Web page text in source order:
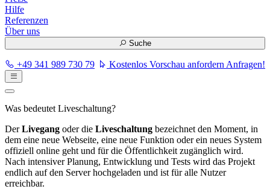
Hilfe
Referenzen
Über uns
Suche
+49 341 989 730 79 Kostenlos Vorschau anfordern Anfragen!
Was bedeutet Liveschaltung?
DerLivegang oder die Liveschaltung bezeichnet den Moment, in
dem eine neue Webseite, eine neue Funktion oder ein neues System
offiziell online geht und für die Öffentlichkeit zugänglich wird.
Nach intensiver Planung, Entwicklung und Tests wird das Projekt
endlich auf den Server hochgeladen und ist für alle Nutzer
erreichbar.